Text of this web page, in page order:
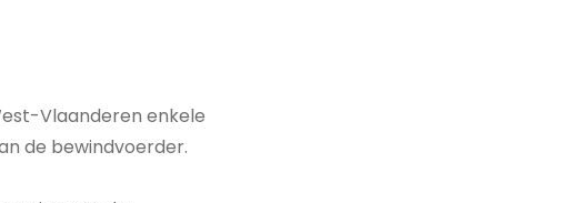
Vlaanderen enkele
de bewindvoerder.